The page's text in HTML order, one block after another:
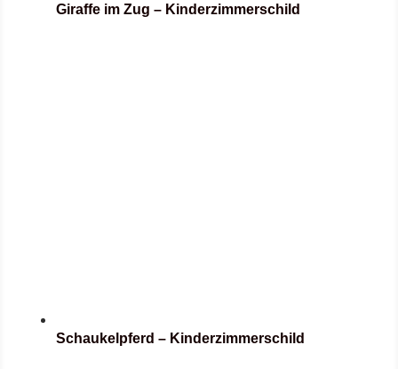
Giraffe im Zug – Kinderzimmerschild
Schaukelpferd – Kinderzimmerschild